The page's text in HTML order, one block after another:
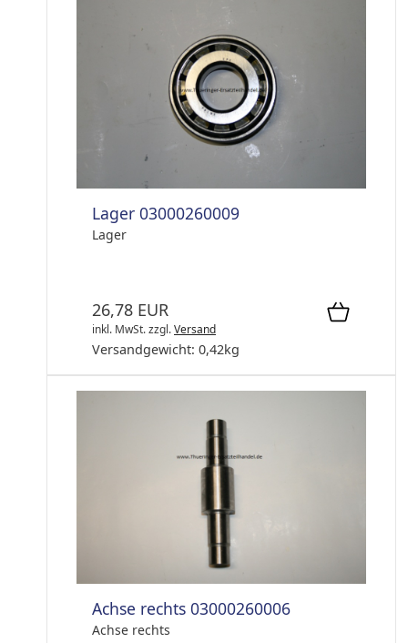
Lager 03000260009
Lager
26,78 EUR
inkl. MwSt.zzgl.Versand
Versandgewicht: 0,42kg
Achse rechts 03000260006
Achse rechts